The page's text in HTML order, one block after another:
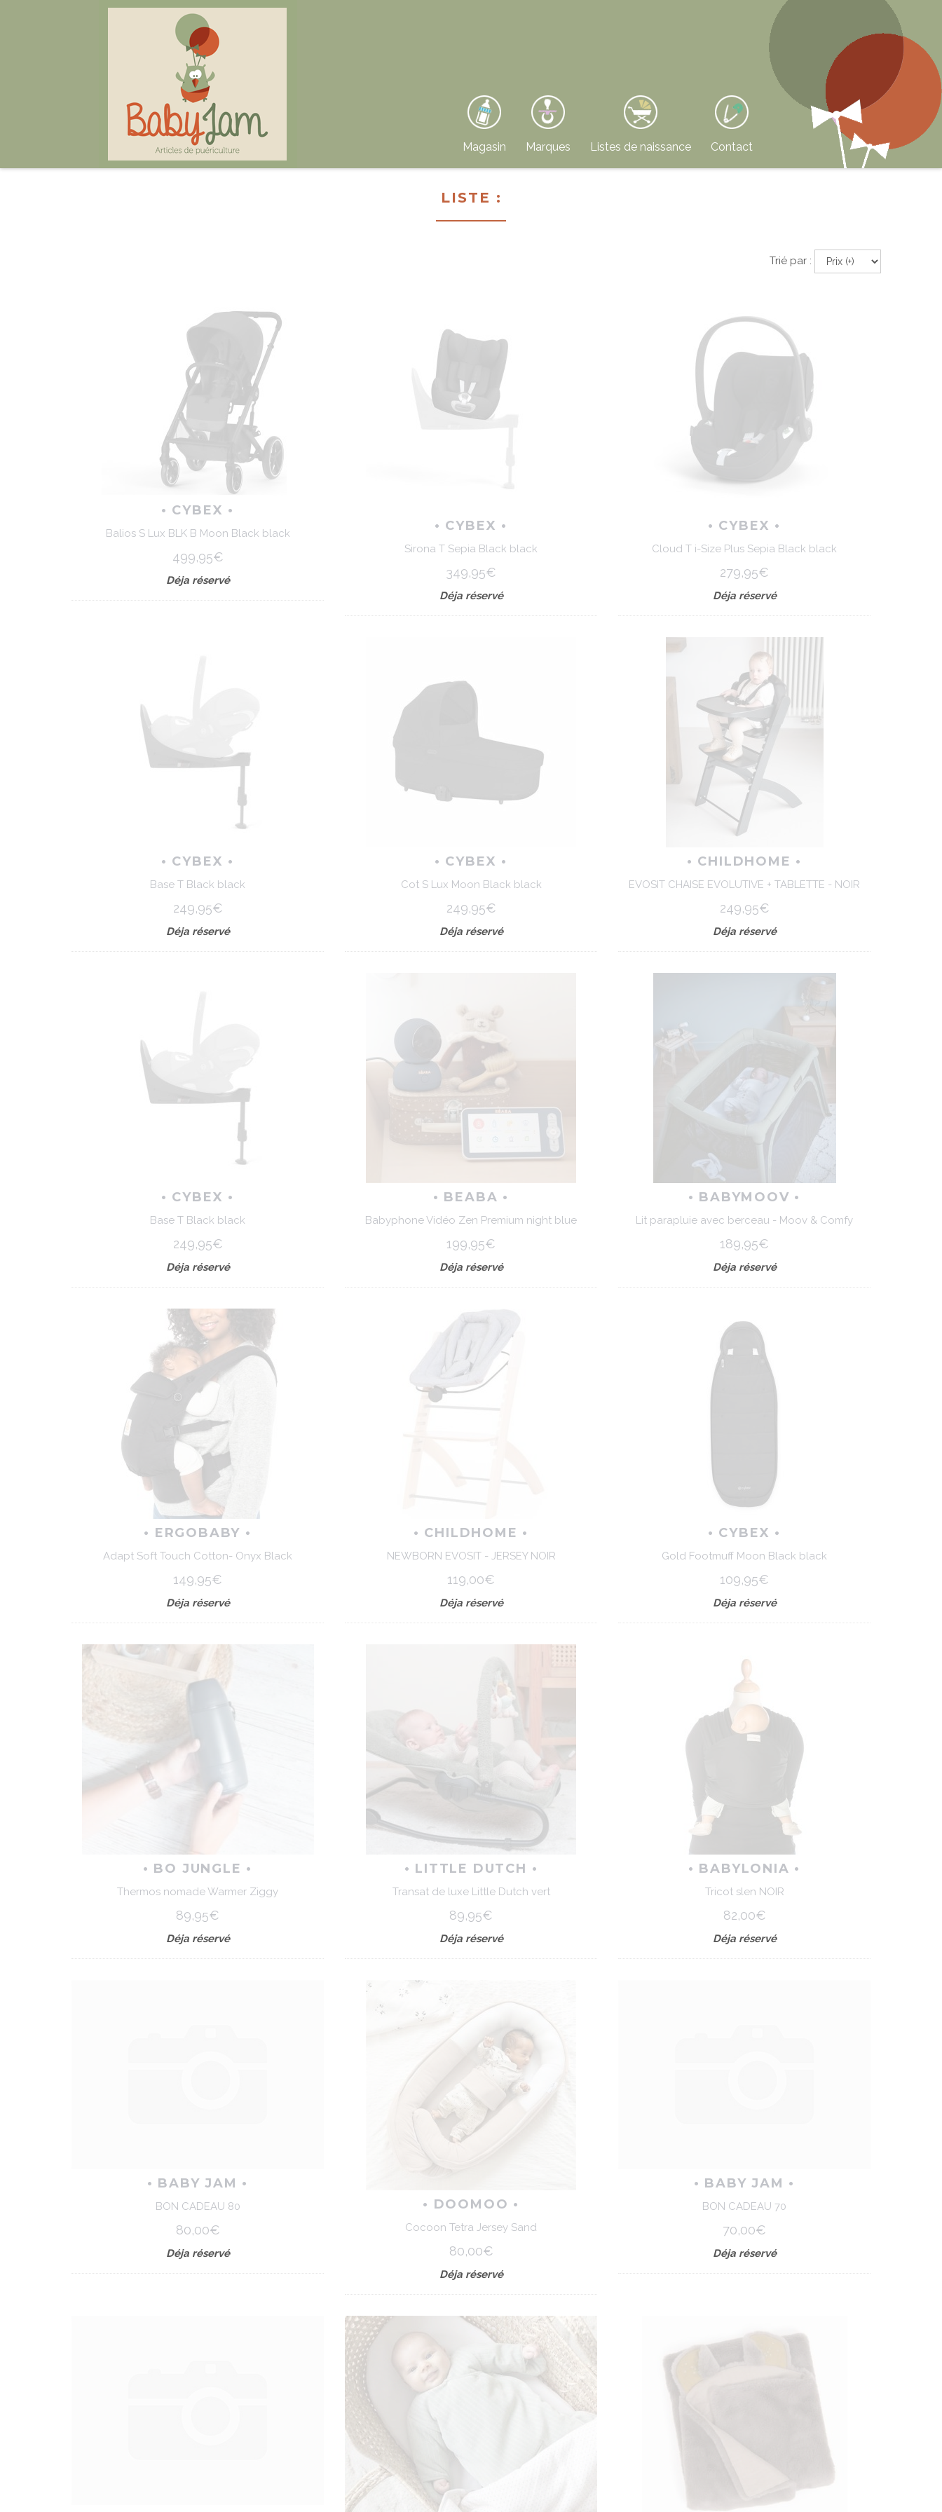
Magasin Marques Listes de naissance Contact
LISTE :
Trié par :
• CYBEX •
Balios S Lux BLK B Moon Black black
499,95€
Déja réservé
• CYBEX •
Sirona T Sepia Black black
349,95€
Déja réservé
• CYBEX •
Cloud T i-Size Plus Sepia Black black
279,95€
Déja réservé
• CYBEX •
Base T Black black
249,95€
Déja réservé
• CYBEX •
Cot S Lux Moon Black black
249,95€
Déja réservé
• CHILDHOME •
EVOSIT CHAISE EVOLUTIVE + TABLETTE - NOIR
249,95€
Déja réservé
• CYBEX •
Base T Black black
249,95€
Déja réservé
• BEABA •
Babyphone Vidéo Zen Premium night blue
199,95€
Déja réservé
• BABYMOOV •
Lit parapluie avec berceau - Moov & Comfy
189,95€
Déja réservé
• ERGOBABY •
Adapt Soft Touch Cotton- Onyx Black
149,95€
Déja réservé
• CHILDHOME •
NEWBORN EVOSIT - JERSEY NOIR
119,00€
Déja réservé
• CYBEX •
Gold Footmuff Moon Black black
109,95€
Déja réservé
• BO JUNGLE •
Thermos nomade Warmer Ziggy
89,95€
Déja réservé
• LITTLE DUTCH •
Transat de luxe Little Dutch vert
89,95€
Déja réservé
• BABYLONIA •
Tricot slen NOIR
82,00€
Déja réservé
• BABY JAM •
BON CADEAU 80
80,00€
Déja réservé
• DOOMOO •
Cocoon Tetra Jersey Sand
80,00€
Déja réservé
• BABY JAM •
BON CADEAU 70
70,00€
Déja réservé